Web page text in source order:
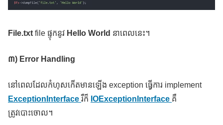
File.txt file ផ្ទុកនូវ Hello World នាពេលនេះ។
៣) Error Handling
នៅពេលដែលកំហុសកើតមានឡើង exception ធ្វើការ implement
ExceptionInterface រឺក៏ IOExceptionInterface គឺ
ត្រូវបោះចោល។